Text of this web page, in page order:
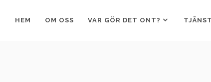
HEM OM OSS VAR GÖR DET ONT?